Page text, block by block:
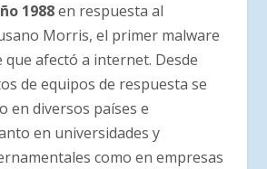
1988en respuesta al
Morris, el primer malware
afectó a internet. Desde
de equipos de respuesta se
en diversos países e
en universidades y
como en empresas